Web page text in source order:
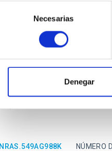
Necesarias
Denegar
mass brown dwarf
of a low-mass transiting
light curves initially
et al.
NÚMERO